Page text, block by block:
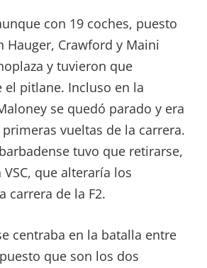
con 19 coches, puesto
Hauger, Crawford y Maini
y tuvieron que
el pitlane. Incluso en la
se quedó parado y era
vueltas de la carrera.
tuvo que retirarse,
que alteraría los
carrera de la F2.
centraba en la batalla entre
que son los dos